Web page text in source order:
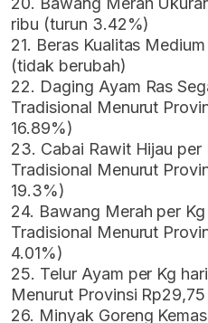
ribu (turun 3.42%)
21. Beras Kualitas
(tidak berubah)
22. Daging Ayam Ras
Tradisional Menurut
16.89%)
23. Cabai Rawit Hijau per
Tradisional Menurut
19.3%)
24. Bawang Merah per
Tradisional Menurut
4.01%)
25. Telur Ayam per Kg
Menurut Provinsi
26. Minyak Goreng